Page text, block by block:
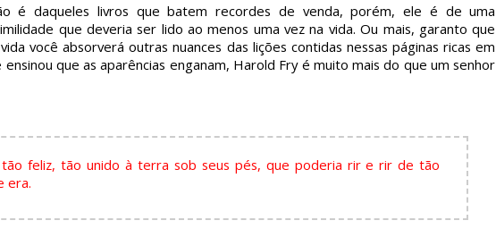
é daqueles livros que batem recordes de venda, porém, ele é de uma
que deveria ser lido ao menos uma vez na vida. Ou mais, garanto que
você absorverá outras nuances das lições contidas nessas páginas ricas em
que as aparências enganam, Harold Fry é muito mais do que um senhor
tão feliz, tão unido à terra sob seus pés, que poderia rir e rir de tão
era.